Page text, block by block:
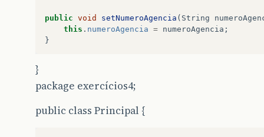
public void setNumeroAgencia ( String
this . numeroAgencia = numeroAgencia ;
}
}
public void setNumeroConta
numeroConta =
}
package exercícios4;
public class Principal {